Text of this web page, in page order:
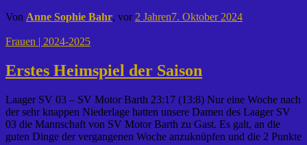
Von Anne Sophie Bahr, vor 2 Jahren7. Oktober 2024
Frauen | 2024-2025
Erstes Heimspiel der Saison
Laager SV 03 – SV Motor Barth 23:17 (13:8) Nur eine Woche nach
der sehr knappen Niederlage hatten unsere Damen des Laager SV
03 die Mannschaft von SV Motor Barth zu Gast. Es galt, an die
guten Dinge der vergangenen Woche anzuknüpfen und die 2 Punkte